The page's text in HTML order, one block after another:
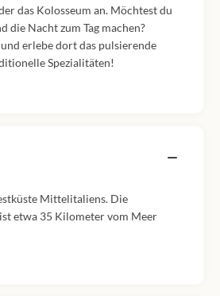
das Kolosseum an. Möchtest du
die Nacht zum Tag machen?
erlebe dort das pulsierende
Spezialitäten!
Mittelitaliens. Die
etwa 35 Kilometer vom Meer